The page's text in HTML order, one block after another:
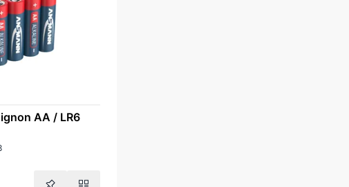
AA / LR6